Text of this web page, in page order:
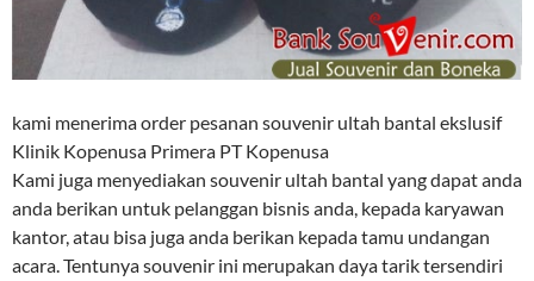
kami menerima order pesanan souvenir ultah bantal ekslusif
Klinik Kopenusa Primera PT Kopenusa
Kami juga menyediakan souvenir ultah bantal yang dapat anda
anda berikan untuk pelanggan bisnis anda, kepada karyawan
kantor, atau bisa juga anda berikan kepada tamu undangan
acara. Tentunya souvenir ini merupakan daya tarik tersendiri